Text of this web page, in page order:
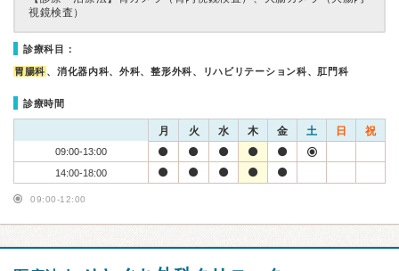
視鏡検査）
診療科目：
胃腸科 、消化器内科、外科、整形外科、リハビリテーション科、肛門科
診療時間
月 火 水 木 金 土 日 祝
09:00-13:00
14:00-18:00
09:00-12:00